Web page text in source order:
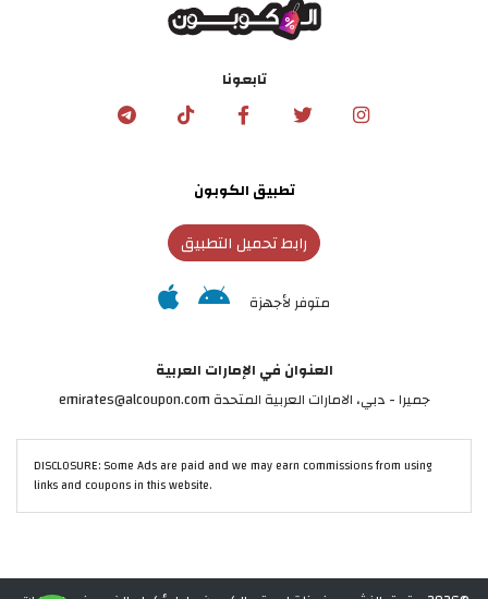
تابعونا
تطبيق الكوبون
رابط تحميل التطبيق
متوفر لأجهزة
العنوان في الإمارات العربية
جميرا - دبي، الامارات العربية المتحدة emirates@alcoupon.com
DISCLOSURE: Some Ads are paid and we may earn commissions from using
links and coupons in this website.